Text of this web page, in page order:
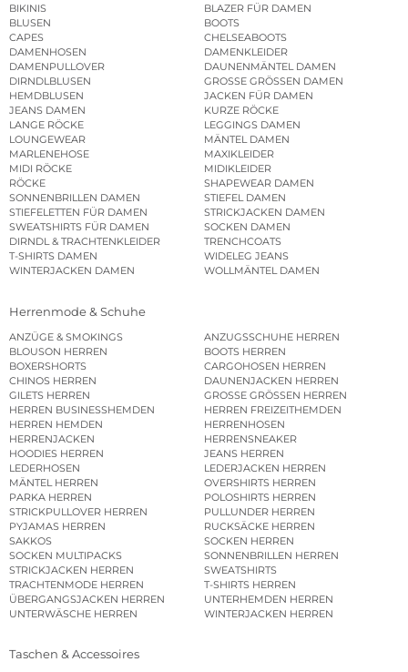
BIKINIS
BLAZER FÜR DAMEN
BLUSEN
BOOTS
CAPES
CHELSEABOOTS
DAMENHOSEN
DAMENKLEIDER
DAMENPULLOVER
DAUNENMÄNTEL DAMEN
DIRNDLBLUSEN
GROSSE GRÖSSEN DAMEN
HEMDBLUSEN
JACKEN FÜR DAMEN
JEANS DAMEN
KURZE RÖCKE
LANGE RÖCKE
LEGGINGS DAMEN
LOUNGEWEAR
MÄNTEL DAMEN
MARLENEHOSE
MAXIKLEIDER
MIDI RÖCKE
MIDIKLEIDER
RÖCKE
SHAPEWEAR DAMEN
SONNENBRILLEN DAMEN
STIEFEL DAMEN
STIEFELETTEN FÜR DAMEN
STRICKJACKEN DAMEN
SWEATSHIRTS FÜR DAMEN
SOCKEN DAMEN
DIRNDL & TRACHTENKLEIDER
TRENCHCOATS
T-SHIRTS DAMEN
WIDELEG JEANS
WINTERJACKEN DAMEN
WOLLMÄNTEL DAMEN
Herrenmode & Schuhe
ANZÜGE & SMOKINGS
ANZUGSSCHUHE HERREN
BLOUSON HERREN
BOOTS HERREN
BOXERSHORTS
CARGOHOSEN HERREN
CHINOS HERREN
DAUNENJACKEN HERREN
GILETS HERREN
GROSSE GRÖSSEN HERREN
HERREN BUSINESSHEMDEN
HERREN FREIZEITHEMDEN
HERREN HEMDEN
HERRENHOSEN
HERRENJACKEN
HERRENSNEAKER
HOODIES HERREN
JEANS HERREN
LEDERHOSEN
LEDERJACKEN HERREN
MÄNTEL HERREN
OVERSHIRTS HERREN
PARKA HERREN
POLOSHIRTS HERREN
STRICKPULLOVER HERREN
PULLUNDER HERREN
PYJAMAS HERREN
RUCKSÄCKE HERREN
SAKKOS
SOCKEN HERREN
SOCKEN MULTIPACKS
SONNENBRILLEN HERREN
STRICKJACKEN HERREN
SWEATSHIRTS
TRACHTENMODE HERREN
T-SHIRTS HERREN
ÜBERGANGSJACKEN HERREN
UNTERHEMDEN HERREN
UNTERWÄSCHE HERREN
WINTERJACKEN HERREN
Taschen & Accessoires